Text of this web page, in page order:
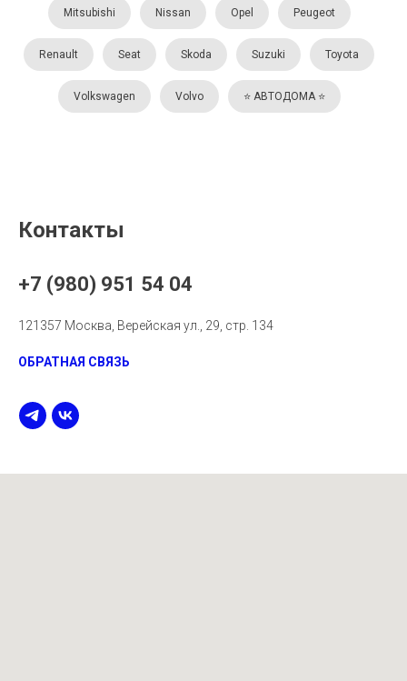
Mitsubishi Nissan Opel Peugeot
Renault Seat Skoda Suzuki Toyota
Volkswagen Volvo ⭐️ АВТОДОМА ⭐️
Контакты
+7 (980) 951 54 04
121357 Москва, Верейская ул., 29, стр. 134
ОБРАТНАЯ СВЯЗЬ